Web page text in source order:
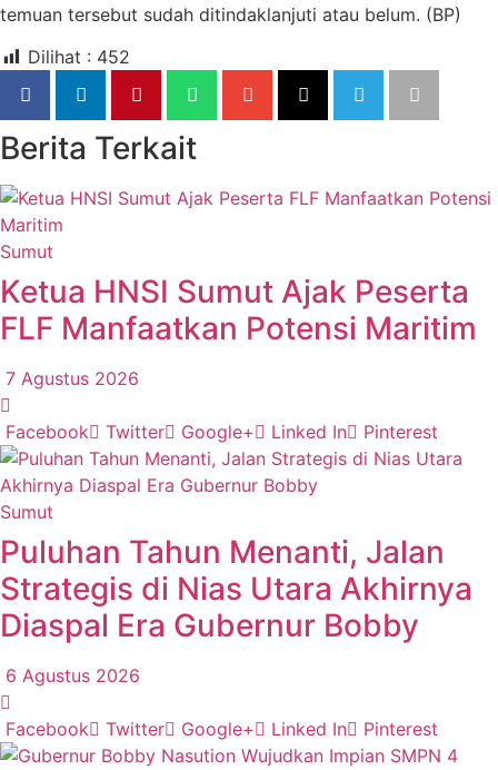
temuan tersebut sudah ditindaklanjuti atau belum. (BP)
Dilihat : 452
Berita Terkait
Sumut
Ketua HNSI Sumut Ajak Peserta
FLF Manfaatkan Potensi Maritim
7 Agustus 2026
Facebook Twitter Google+ Linked In Pinterest
Sumut
Puluhan Tahun Menanti, Jalan
Strategis di Nias Utara Akhirnya
Diaspal Era Gubernur Bobby
6 Agustus 2026
Facebook Twitter Google+ Linked In Pinterest